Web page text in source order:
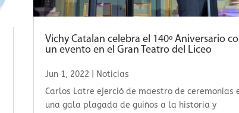
Vichy Catalan celebra el 140º Aniversario
un evento en el Gran Teatro del Liceo
Jun 1, 2022
Noticias
Carlos Latre ejerció de maestro de ceremonias
una gala plagada de guiños a la historia y